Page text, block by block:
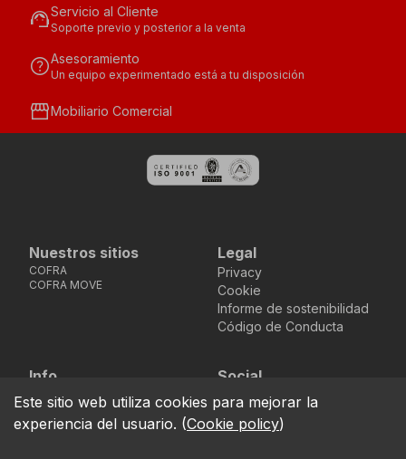
support_agentServicio al Cliente
Soporte previo y posterior a la venta
helpAsesoramiento
Un equipo experimentado está a tu disposición
storefrontMobiliario Comercial
Nuestros sitios
COFRA
COFRA MOVE
Legal
Privacy
Cookie
Informe de sostenibilidad
Código de Conducta
Info
location_on
Via dell’Euro 53-57-59,
76121 Barletta - BT -
ITALIA
Social
Facebook
Instagram
YoutubeLinkedIn
Este sitio web utiliza cookies para mejorar la
experiencia del usuario. (Cookie policy)